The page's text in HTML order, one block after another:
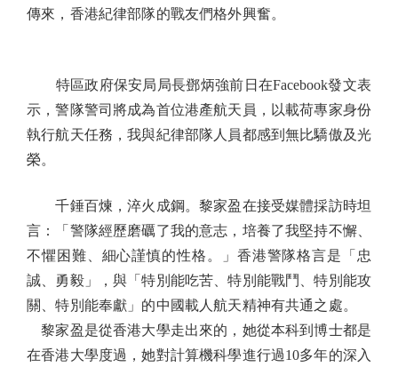
傳來，香港紀律部隊的戰友們格外興奮。
特區政府保安局局長鄧炳強前日在Facebook發文表
示，警隊警司將成為首位港產航天員，以載荷專家身份
執行航天任務，我與紀律部隊人員都感到無比驕傲及光
榮。
千錘百煉，淬火成鋼。黎家盈在接受媒體採訪時坦
言：「警隊經歷磨礪了我的意志，培養了我堅持不懈、
不懼困難、細心謹慎的性格。」香港警隊格言是「忠
誠、勇毅」，與「特別能吃苦、特別能戰鬥、特別能攻
關、特別能奉獻」的中國載人航天精神有共通之處。
黎家盈是從香港大學走出來的，她從本科到博士都是
在香港大學度過，她對計算機科學進行過10多年的深入